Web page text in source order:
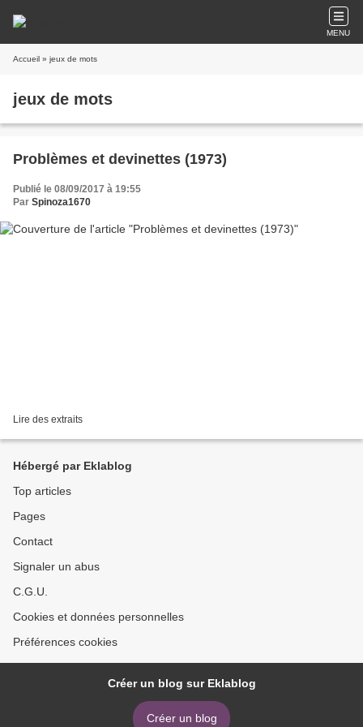
MENU
Accueil » jeux de mots
jeux de mots
Problèmes et devinettes (1973)
Publié le 08/09/2017 à 19:55
Par Spinoza1670
Lire des extraits
Hébergé par Eklablog
Top articles
Pages
Contact
Signaler un abus
C.G.U.
Cookies et données personnelles
Préférences cookies
Créer un blog sur Eklablog
Créer un blog